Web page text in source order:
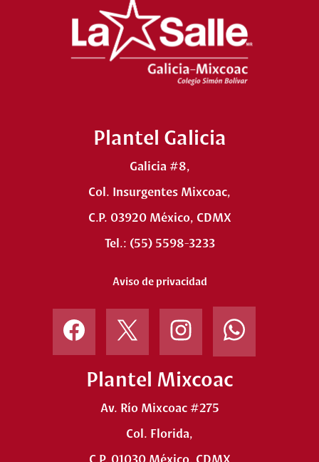
Plantel Galicia
Galicia #8,
Col. Insurgentes Mixcoac,
C.P. 03920 México, CDMX
Tel.: (55) 5598-3233
Aviso de privacidad
Facebook Twitter Instagram Instagram
Plantel Mixcoac
Av. Río Mixcoac #275
Col. Florida,
C.P. 01030 México. CDMX